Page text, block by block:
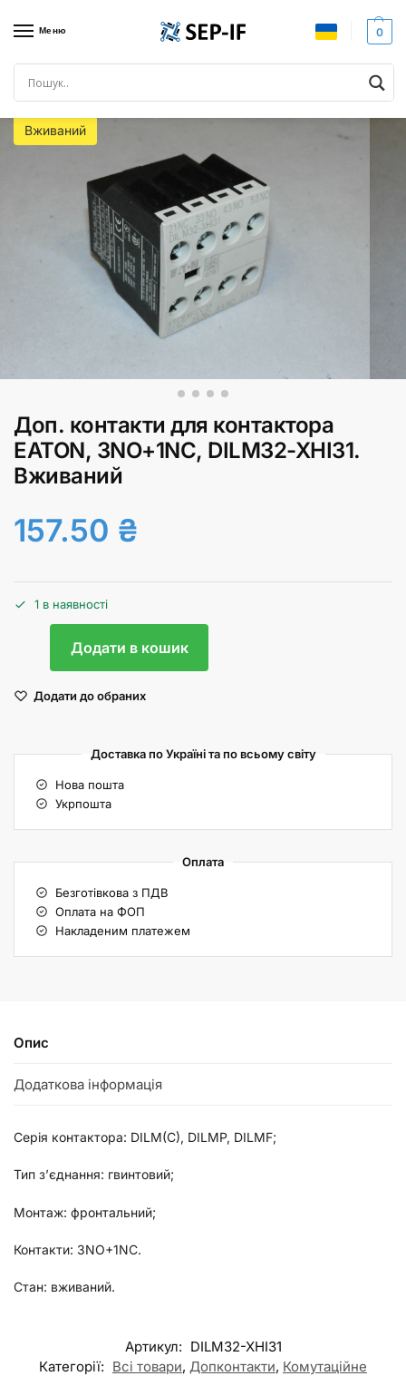
Меню 0
Головна Доп. контакти для контактора EATON, 3NO+1NC, DILM32-XHI31. Вживаний
Вживаний
Доп. контакти для контактора
EATON, 3NO+1NC, DILM32-XHI31.
Вживаний
157.50 ₴
1 в наявності
Додати в кошик
Додати до обраних
Доставка по Україні та по всьому світу
Нова пошта
Укрпошта
Оплата
Безготівкова з ПДВ
Оплата на ФОП
Накладеним платежем
Опис
Додаткова інформація
Серія контактора: DILM(C), DILMP, DILMF;
Тип з’єднання: гвинтовий;
Монтаж: фронтальний;
Контакти: 3NO+1NC.
Стан: вживаний.
Артикул: DILM32-XHI31
Категорії: Всі товари, Допконтакти, Комутаційне